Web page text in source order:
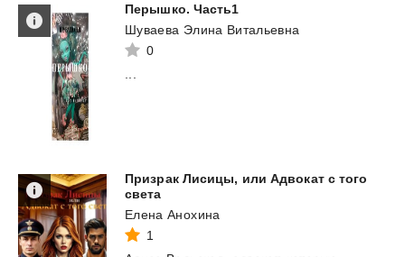
Перышко. Часть1
Шуваева Элина Витальевна
0
Призрак Лисицы, или Адвокат с того
света
Елена Анохина
1